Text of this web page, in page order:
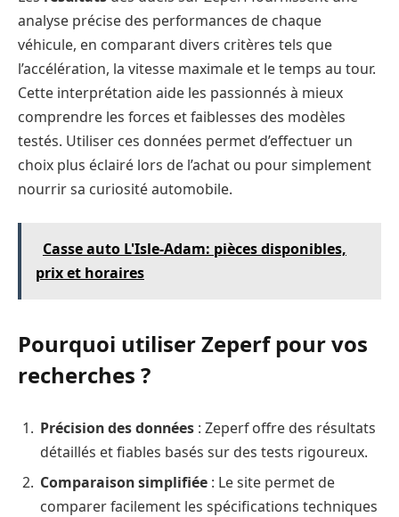
analyse précise des performances de chaque
véhicule, en comparant divers critères tels que
l’accélération, la vitesse maximale et le temps au tour.
Cette interprétation aide les passionnés à mieux
comprendre les forces et faiblesses des modèles
testés. Utiliser ces données permet d’effectuer un
choix plus éclairé lors de l’achat ou pour simplement
nourrir sa curiosité automobile.
Casse auto L'Isle-Adam: pièces disponibles,
prix et horaires
Pourquoi utiliser Zeperf pour vos
recherches ?
Précision des données : Zeperf offre des résultats
détaillés et fiables basés sur des tests rigoureux.
Comparaison simplifiée : Le site permet de
comparer facilement les spécifications techniques